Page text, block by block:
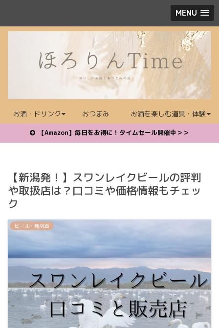
MENU
お酒・ドリンク おつまみ お酒を楽しむ道具・体験
【Amazon】毎日をお得に！タイムセール開催中＞＞
【新潟発！】スワンレイクビールの評判
や取扱店は？口コミや価格情報もチェッ
ク
ビール・発泡酒